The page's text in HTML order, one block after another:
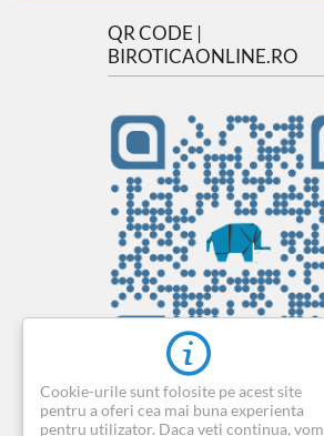
Cookie-urile sunt folosite pe acest site
pentru a oferi cea mai buna experienta
pentru utilizator. Daca veti continua, vom
QR CODE |
BIROTICAONLINE.RO